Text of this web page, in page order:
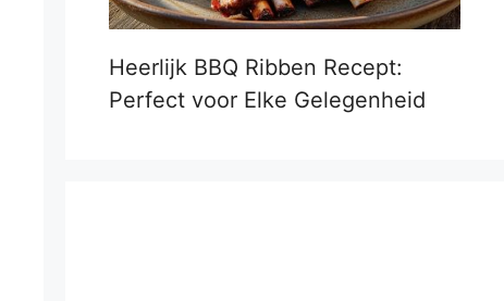
Heerlijk BBQ Ribben Recept:
Perfect voor Elke Gelegenheid